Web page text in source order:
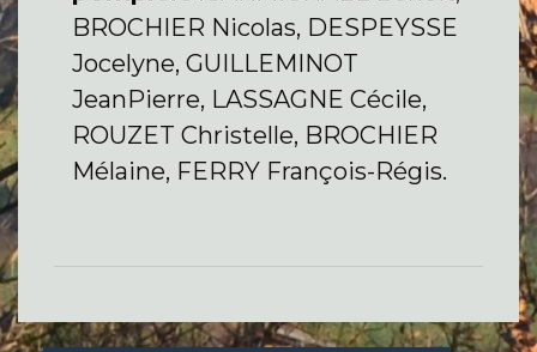
BROCHIER Nicolas, DESPEYSSE
Jocelyne, GUILLEMINOT
JeanPierre, LASSAGNE Cécile,
ROUZET Christelle, BROCHIER
Mélaine, FERRY François-Régis.